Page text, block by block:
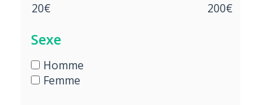
20€ 200€
Sexe
Homme
Femme